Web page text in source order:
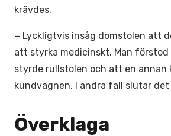
krävdes.
− Lyckligtvis insåg domstolen att
att styrka medicinskt. Man förstod
styrde rullstolen och att en annan
kundvagnen. I andra fall slutar
Överklaga